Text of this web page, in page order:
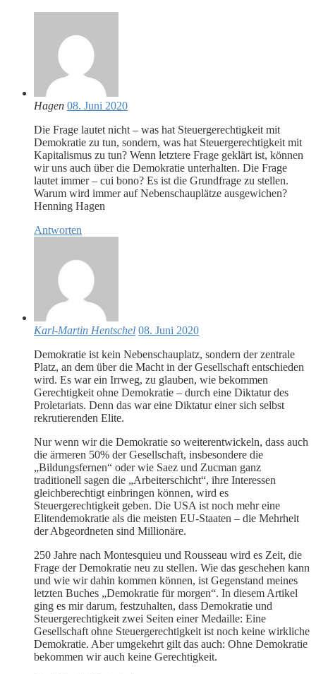
Hagen 08. Juni 2020
Die Frage lautet nicht – was hat Steuergerechtigkeit mit
Demokratie zu tun, sondern, was hat Steuergerechtigkeit mit
Kapitalismus zu tun? Wenn letztere Frage geklärt ist, können
wir uns auch über die Demokratie unterhalten. Die Frage
lautet immer – cui bono? Es ist die Grundfrage zu stellen.
Warum wird immer auf Nebenschauplätze ausgewichen?
Henning Hagen
Antworten
Karl-Martin Hentschel 08. Juni 2020
Demokratie ist kein Nebenschauplatz, sondern der zentrale
Platz, an dem über die Macht in der Gesellschaft entschieden
wird. Es war ein Irrweg, zu glauben, wie bekommen
Gerechtigkeit ohne Demokratie – durch eine Diktatur des
Proletariats. Denn das war eine Diktatur einer sich selbst
rekrutierenden Elite.
Nur wenn wir die Demokratie so weiterentwickeln, dass auch
die ärmeren 50% der Gesellschaft, insbesondere die
„Bildungsfernen“ oder wie Saez und Zucman ganz
traditionell sagen die „Arbeiterschicht“, ihre Interessen
gleichberechtigt einbringen können, wird es
Steuergerechtigkeit geben. Die USA ist noch mehr eine
Elitendemokratie als die meisten EU-Staaten – die Mehrheit
der Abgeordneten sind Millionäre.
250 Jahre nach Montesquieu und Rousseau wird es Zeit, die
Frage der Demokratie neu zu stellen. Wie das geschehen kann
und wie wir dahin kommen können, ist Gegenstand meines
letzten Buches „Demokratie für morgen“. In diesem Artikel
ging es mir darum, festzuhalten, dass Demokratie und
Steuergerechtigkeit zwei Seiten einer Medaille: Eine
Gesellschaft ohne Steuergerechtigkeit ist noch keine wirkliche
Demokratie. Aber umgekehrt gilt das auch: Ohne Demokratie
bekommen wir auch keine Gerechtigkeit.